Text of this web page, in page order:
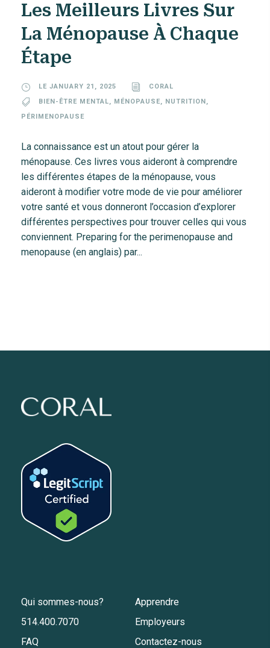
Les Meilleurs Livres Sur
La Ménopause À Chaque
Étape
LE JANUARY 21, 2025
CORAL
BIEN-ÊTRE MENTAL, MÉNOPAUSE, NUTRITION ,
PÉRIMENOPAUSE
La connaissance est un atout pour gérer la
ménopause. Ces livres vous aideront à comprendre
les différentes étapes de la ménopause, vous
aideront à modifier votre mode de vie pour améliorer
votre santé et vous donneront l’occasion d’explorer
différentes perspectives pour trouver celles qui vous
conviennent. Preparing for the perimenopause and
menopause (en anglais) par...
Qui sommes-nous?
Apprendre
514.400.7070
Employeurs
FAQ
Contactez-nous